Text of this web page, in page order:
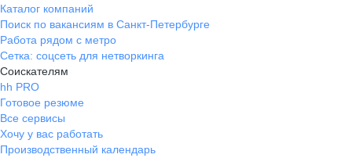
Каталог компаний
Поиск по вакансиям в Санкт-Петербурге
Работа рядом с метро
Сетка: соцсеть для нетворкинга
Соискателям
hh PRO
Готовое резюме
Все сервисы
Хочу у вас работать
Производственный календарь